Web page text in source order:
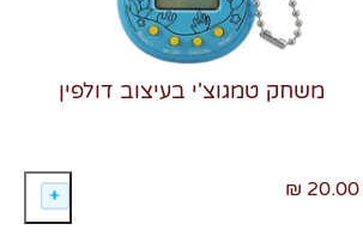
משחק טמגוצ'י בעיצוב דולפין
20.00 ₪